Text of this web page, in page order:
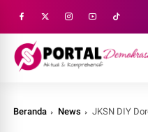
Beranda News JKSN DIY Dorong